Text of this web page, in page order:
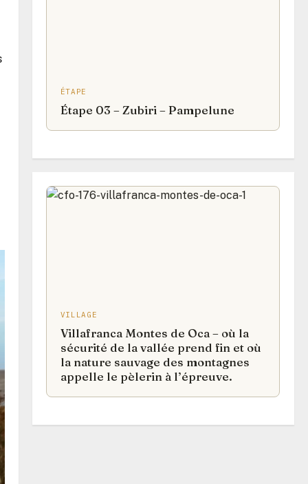
ÉTAPE
Étape 03 – Zubiri – Pampelune
VILLAGE
Villafranca Montes de Oca – où la
sécurité de la vallée prend fin et où
la nature sauvage des montagnes
appelle le pèlerin à l’épreuve.